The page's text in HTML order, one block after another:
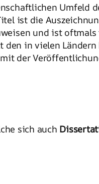
Umfeld
ist die
und ist
in vielen Ländern
der
sich auch